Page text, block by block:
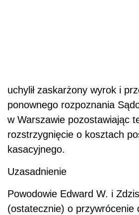
uchylił zaskarżony wyrok i
ponownego rozpoznania
w Warszawie pozostawiając
rozstrzygnięcie o kosztach
kasacyjnego.
Uzasadnienie
Powodowie Edward W. i
(ostatecznie) o przywrócenie